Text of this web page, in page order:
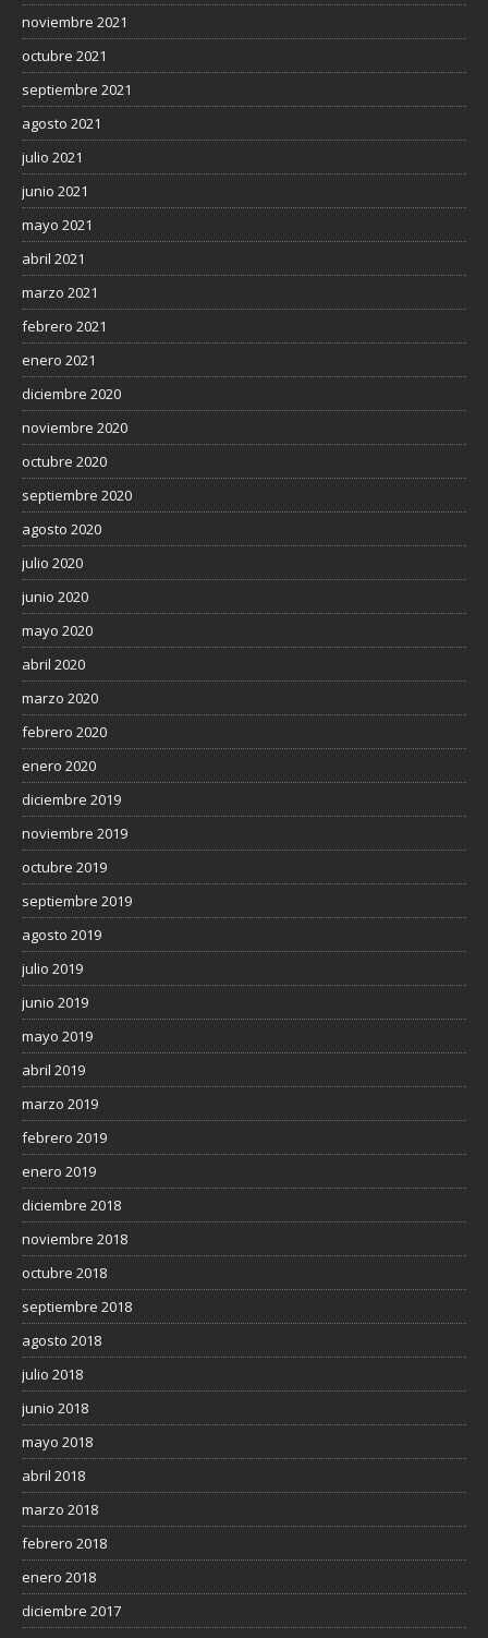
noviembre 2021
octubre 2021
septiembre 2021
agosto 2021
julio 2021
junio 2021
mayo 2021
abril 2021
marzo 2021
febrero 2021
enero 2021
diciembre 2020
noviembre 2020
octubre 2020
septiembre 2020
agosto 2020
julio 2020
junio 2020
mayo 2020
abril 2020
marzo 2020
febrero 2020
enero 2020
diciembre 2019
noviembre 2019
octubre 2019
septiembre 2019
agosto 2019
julio 2019
junio 2019
mayo 2019
abril 2019
marzo 2019
febrero 2019
enero 2019
diciembre 2018
noviembre 2018
octubre 2018
septiembre 2018
agosto 2018
julio 2018
junio 2018
mayo 2018
abril 2018
marzo 2018
febrero 2018
enero 2018
diciembre 2017